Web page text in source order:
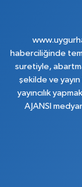
haberciliğinde
suretiyle,
şekilde ve
yayıncılık
AJANSI